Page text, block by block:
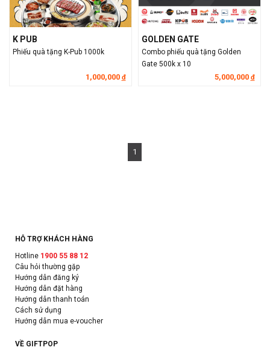
K PUB
Phiếu quà tặng K-Pub 1000k
1,000,000 đ
GOLDEN GATE
Combo phiếu quà tặng Golden
Gate 500k x 10
5,000,000 đ
1
HỖ TRỢ KHÁCH HÀNG
Hotline 1900 55 88 12
Câu hỏi thường gặp
Hướng dẫn đăng ký
Hướng dẫn đặt hàng
Hướng dẫn thanh toán
Cách sử dụng
Hướng dẫn mua e-voucher
VỀ GIFTPOP